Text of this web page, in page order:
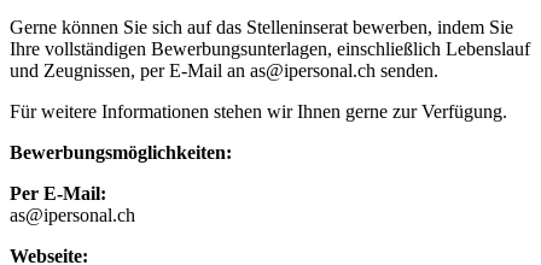
Gerne können Sie sich auf das Stelleninserat bewerben, indem Sie
Ihre vollständigen Bewerbungsunterlagen, einschließlich Lebenslauf
und Zeugnissen, per E-Mail an as@ipersonal.ch senden.
Für weitere Informationen stehen wir Ihnen gerne zur Verfügung.
Bewerbungsmöglichkeiten:
Per E-Mail:
as@ipersonal.ch
Webseite: